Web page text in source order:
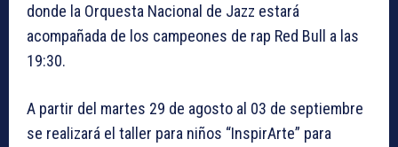
donde la Orquesta Nacional de Jazz estará
acompañada de los campeones de rap Red Bull a las
19:30.
A partir del martes 29 de agosto al 03 de septiembre
se realizará el taller para niños “InspirArte” para